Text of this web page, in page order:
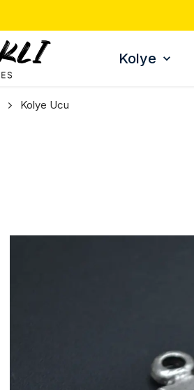
Kolye
Kolye Ucu